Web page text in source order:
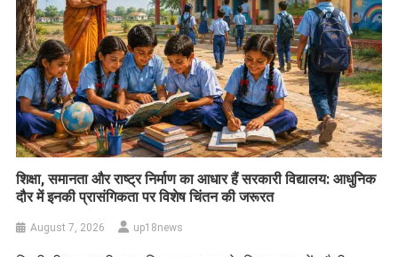
शिक्षा, समानता और राष्ट्र निर्माण का आधार हैं सरकारी विद्यालय: आधुनिक
दौर में इनकी प्रासंगिकता पर विशेष चिंतन की जरूरत
August 7, 2026 up18news